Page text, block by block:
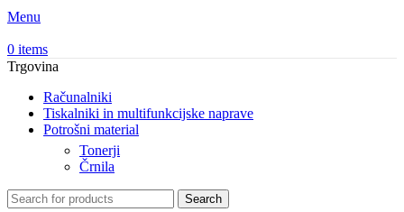
Menu
0 items
Trgovina
Računalniki
Tiskalniki in multifunkcijske naprave
Potrošni material
Tonerji
Črnila
Search